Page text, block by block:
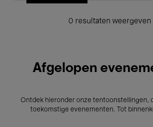
0 resultaten weergeven
Afgelopen
Ontdek hieronder onze tentoonstellingen,
toekomstige evenementen. Tot